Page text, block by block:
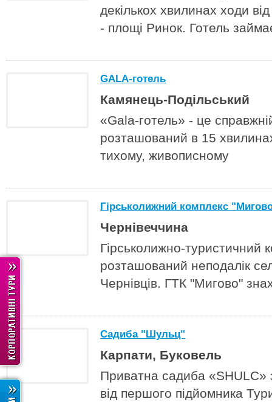
декількох хвилинах ходи
- площі Ринок. Готель
GALA-готель
Камянець-Подільський
«Gala-готель» - це
розташований в 15
тихому, живописному
Гірськолижний комплекс
Чернівеччина
Гірськолижно-туристичний
розташований неподалік
Чернівців. ГТК "Мигово"
Садиба "Шульц"
Карпати, Буковель
Приватна садиба «SHULC»
від першого підйомника